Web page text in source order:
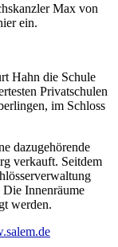
Max von
ein.
Hahn die Schule
Privatschulen
im Schloss
dazugehörende
verkauft. Seitdem
Innenräume
werden.